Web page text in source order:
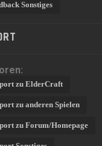
Sonstiges
zu ElderCraft
zu anderen Spielen
zu Forum/Homepage